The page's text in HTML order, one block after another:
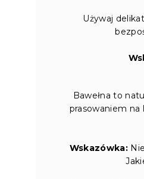
Używaj
Bawełna to
prasowaniem na
Wskazówka: